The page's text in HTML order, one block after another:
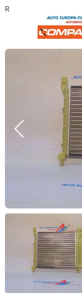
Radiateur 7652127